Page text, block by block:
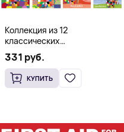
Коллекция из 12
классических
иллюстрированных книг об
Элмере от Дэвида Макки
331 руб.
КУПИТЬ